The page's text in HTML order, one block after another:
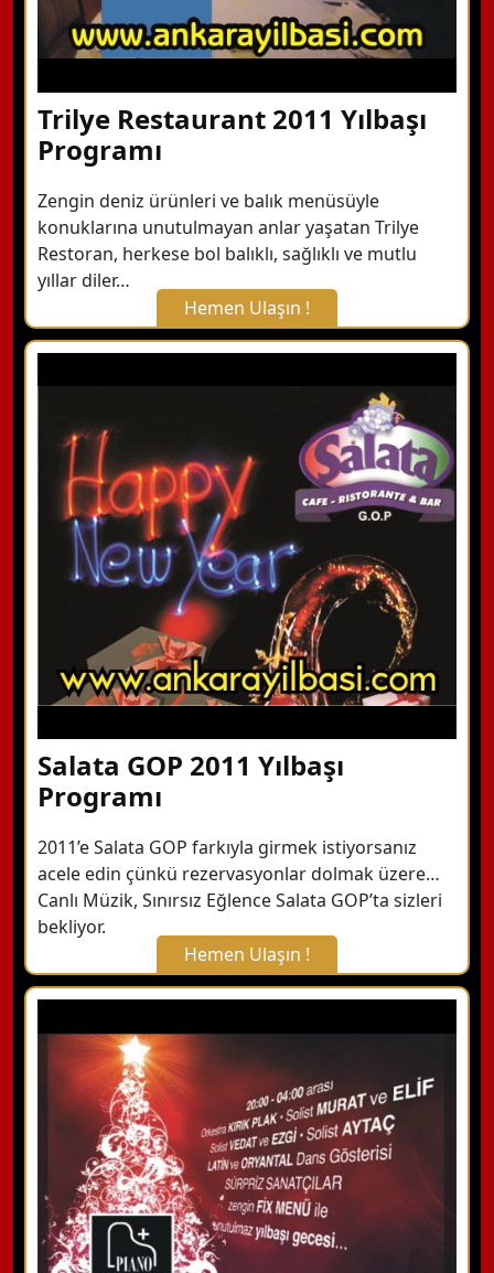
Trilye Restaurant 2011 Yılbaşı
Programı
Zengin deniz ürünleri ve balık menüsüyle
konuklarına unutulmayan anlar yaşatan Trilye
Restoran, herkese bol balıklı, sağlıklı ve mutlu
yıllar diler…
Hemen Ulaşın !
X Kapat
Hemen Arayın
Detaylı Bilgi Alın
Salata GOP 2011 Yılbaşı
Programı
2011’e Salata GOP farkıyla girmek istiyorsanız
acele edin çünkü rezervasyonlar dolmak üzere…
Canlı Müzik, Sınırsız Eğlence Salata GOP’ta sizleri
bekliyor.
Hemen Ulaşın !
X Kapat
WhatsApp ile Bilgi Alın
Hemen Arayın
Detaylı Bilgi Alın